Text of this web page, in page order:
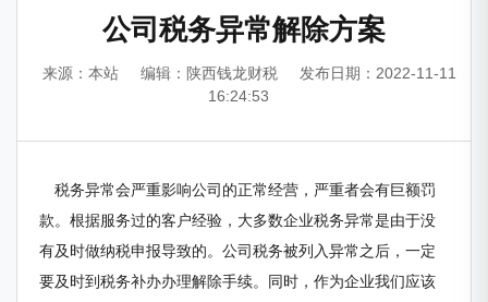
公司税务异常解除方案
来源：本站 编辑：陕西钱龙财税
发布日期：2022-11-11
16:24:53
税务异常会严重影响公司的正常经营，严重者会有巨额罚
款。根据服务过的客户经验，大多数企业税务异常是由于没
有及时做纳税申报导致的。公司税务被列入异常之后，一定
要及时到税务补办办理解除手续。同时，作为企业我们应该